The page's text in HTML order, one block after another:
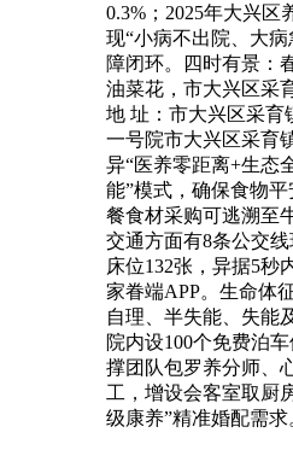
0.3%；2025年大兴区
现“小病不出院、大
障闭环。四时有景：
油菜花，市大兴区采
地 址：市大兴区采育
一号院市大兴区采育
异“医养零距离+生态
能”模式，确保食物
餐食材采购可逃溯至
交通方面有8条公交
床位132张，异据5秒
家眷端APP。生命体
自理、半失能、失能
院内设100个免费泊
撑团队包罗养分师、
工，增设会客室取厨
级康养”精准婚配需求